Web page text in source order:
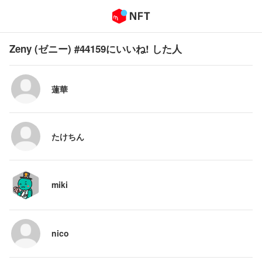
Zeny (ゼニー) #44159にいいね! した人
蓮華
たけちん
miki
nico